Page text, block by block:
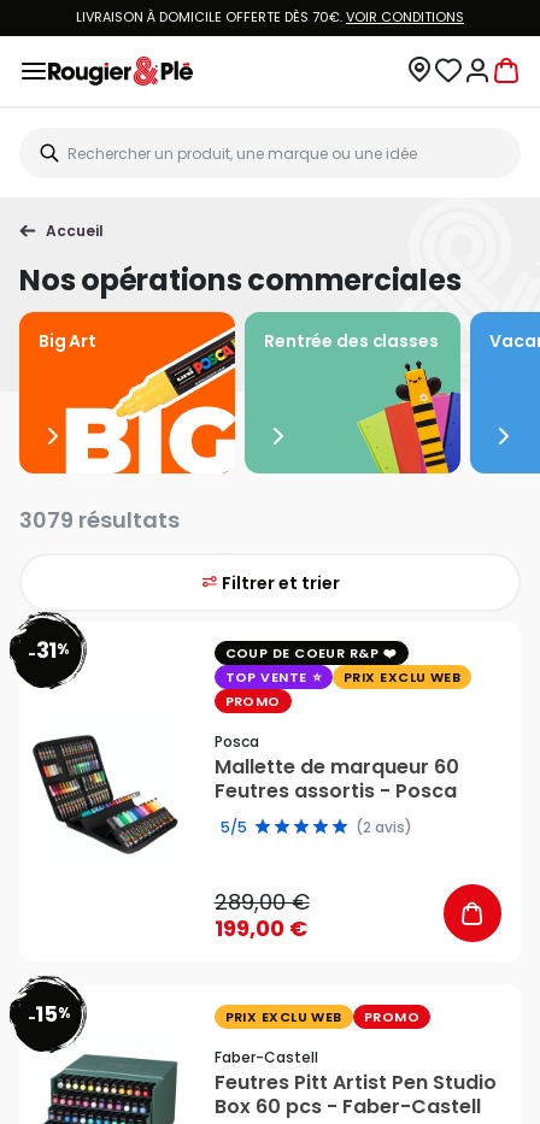
LIVRAISON À DOMICILE OFFERTE DÈS 70€.VOIR CONDITIONS
Accueil
Nos opérations commerciales
Big Art Rentrée des classes
3079 résultats
Filtrer et trier
-31%
COUP DE COEUR R&P
TOP VENTE
PRIX EXCLU WEB
PROMO
Posca
Mallette de marqueur 60
Feutres assortis - Posca
5/5 (2 avis)
289,00 €
199,00 €
-15% PRIX EXCLU WEB PROMO
Faber-Castell
Feutres Pitt Artist Pen Studio
Box 60 pcs - Faber-Castell